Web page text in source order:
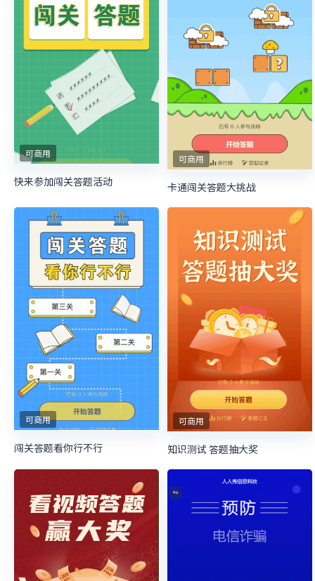
可商用
快来参加闯关答题活动
可商用
卡通闯关答题大挑战
可商用
闯关答题看你行不行
可商用
知识测试 答题抽大奖